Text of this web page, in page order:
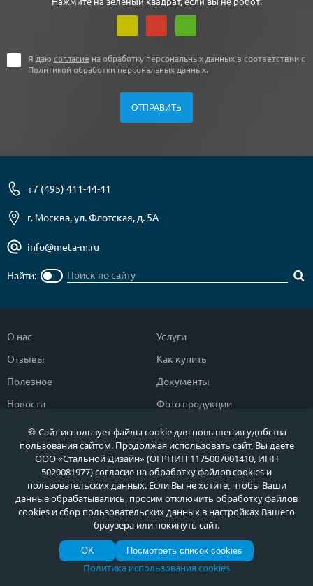
Я даю согласие на обработку персональных данных в соответствии с
Политикой обработки персональных данных.
+7 (495) 411-44-41
г. Москва, ул. Флотская, д. 5А
info@meta-m.ru
Найти:
О нас
Отзывы
Полезное
Новости
Контакты
Услуги
Как купить
Документы
Фото продукции
Гарантии и возврат
Каталог дверей
Двери со скидкой
Популярные двери
Быстрый подбор двери
Двери класса ЭКОНОМ
Двери в дом
Парадные двери
Двери в квартиру
Тамбурные двери
Противопожарные двери
🍪 Сайт использует файлы cookie для повышения удобства
пользования сайтом. Продолжая использовать сайт, Вы даете
ООО «Стальной Дизайн» (ОГРНИП 1175007001410, ИНН
5020081977) согласие на обработку файлов cookies и
пользовательских данных. Если Вы не хотите, чтобы Ваши
данные обрабатывались, просим отключить обработку файлов
cookies и сбор пользовательских данных в настройках Вашего
браузера или покинуть сайт.
OK Посмотреть список cookies
Политика использования cookies